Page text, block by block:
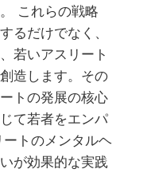
これらの戦略
るだけでなく、
若いアスリート
造します。その
トの発展の核心
て若者をエンパ
トのメンタルヘ
が効果的な実践